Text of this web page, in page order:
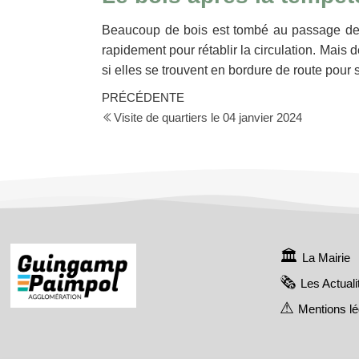
Beaucoup de bois est tombé au passage
rapidement pour rétablir la circulation. Mais
si elles se trouvent en bordure de route pour
PRÉCÉDENTE
Visite de quartiers le 04 janvier 2024
La Mairie
Les
Mentions